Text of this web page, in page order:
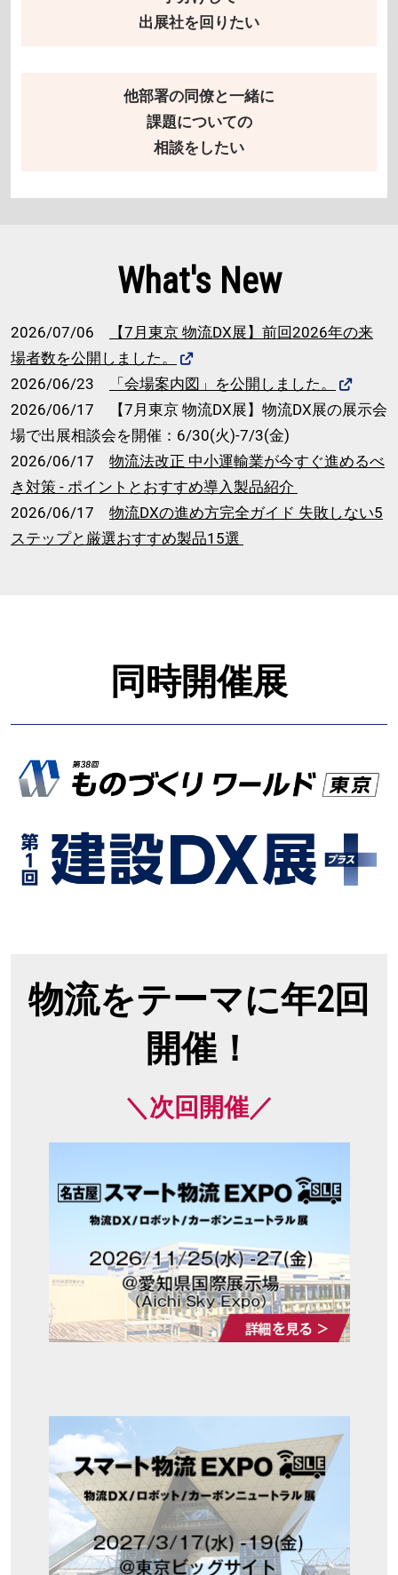
出展社を回りたい
他部署の同僚と一緒に
課題についての
相談をしたい
What's New
2026/07/06
【7月東京 物流DX展】前回2026年の来
場者数を公開しました。
2026/06/23
「会場案内図」を公開しました。
2026/06/17 【7月東京 物流DX展】物流DX展の展示会
場で出展相談会を開催：6/30(火)-7/3(金)
2026/06/17 物流法改正 中小運輸業が今すぐ進めるべ
き対策 - ポイントとおすすめ導入製品紹介
2026/06/17 物流DXの進め方完全ガイド 失敗しない5
ステップと厳選おすすめ製品15選
同時開催展
物流をテーマに年2回
開催！
＼次回開催／